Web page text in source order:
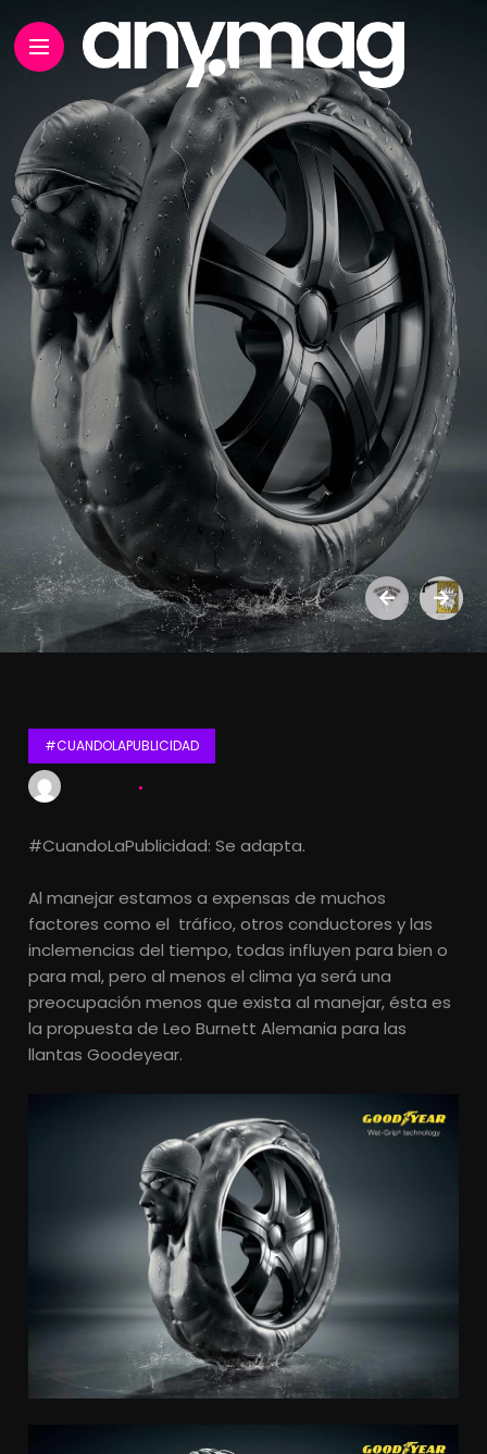
#CUANDOLAPUBLICIDAD
#CuandoLaPublicidad: Se adapta.
Al manejar estamos a expensas de muchos
factores como el tráfico, otros conductores y las
inclemencias del tiempo, todas influyen para bien o
para mal, pero al menos el clima ya será una
preocupación menos que exista al manejar, ésta es
la propuesta de Leo Burnett Alemania para las
llantas Goodeyear.